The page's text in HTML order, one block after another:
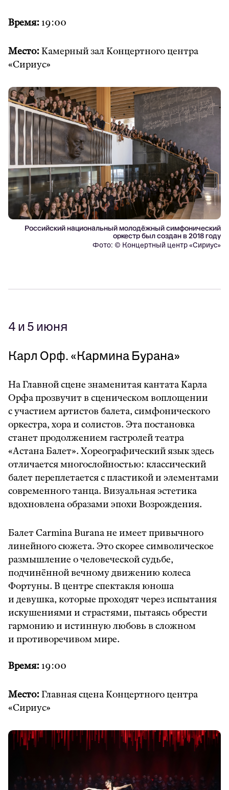
Время:19:00
Место:Камерный зал Концертного центра
«Сириус»
Российский национальный молодёжный симфонический
оркестр был создан в 2018 году
Фото: © Концертный центр «Сириус»
4 и 5 июня
Карл Орф. «Кармина Бурана»
На Главной сцене знаменитая кантата Карла
Орфа прозвучит в сценическом воплощении
с участием артистов балета, симфонического
оркестра, хора и солистов. Эта постановка
станет продолжением гастролей театра
«Астана Балет». Хореографический язык здесь
отличается многослойностью: классический
балет переплетается с пластикой и элементами
современного танца. Визуальная эстетика
вдохновлена образами эпохи Возрождения.
Балет Carmina Burana не имеет привычного
линейного сюжета. Это скорее символическое
размышление о человеческой судьбе,
подчинённой вечному движению колеса
Фортуны. В центре спектакля юноша
и девушка, которые проходят через испытания
искушениями и страстями, пытаясь обрести
гармонию и истинную любовь в сложном
и противоречивом мире.
Время:19:00
Место:Главная сцена Концертного центра
«Сириус»